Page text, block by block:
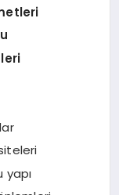
yapı